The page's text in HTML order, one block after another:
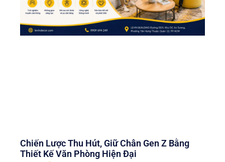
Chiến Lược Thu Hút, Giữ Chân Gen Z Bằng
Thiết Kế Văn Phòng Hiện Đại